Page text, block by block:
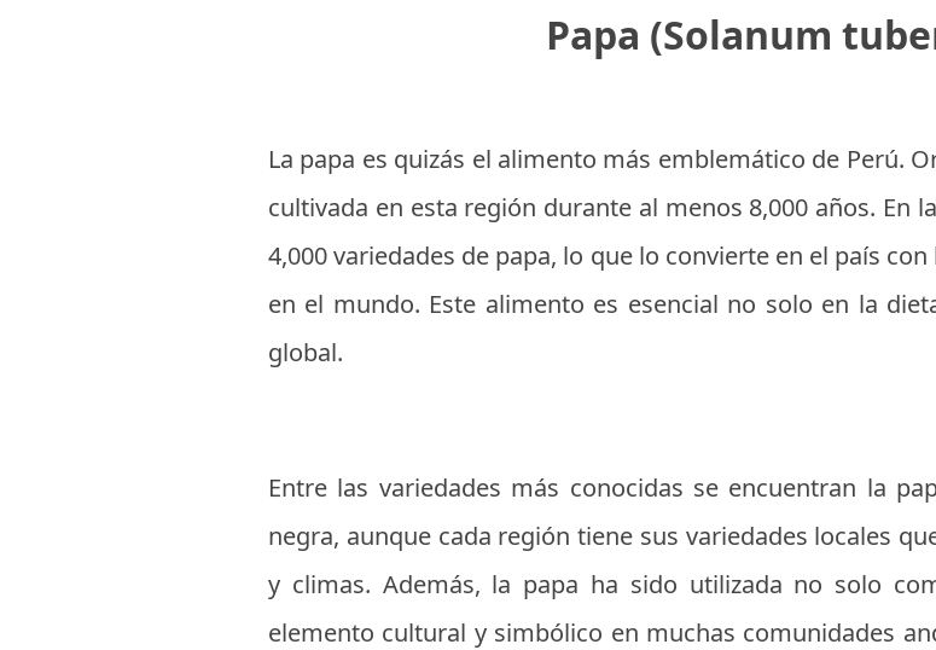
Papa (Solanum
La papa es quizás el alimento más emblemático de Perú.
cultivada en esta región durante al menos 8,000 años. En
4,000 variedades de papa, lo que lo convierte en el país
en el mundo. Este alimento es esencial no solo en la
global.
Entre las variedades más conocidas se encuentran la
negra, aunque cada región tiene sus variedades locales
y climas. Además, la papa ha sido utilizada no solo
elemento cultural y simbólico en muchas comunidades